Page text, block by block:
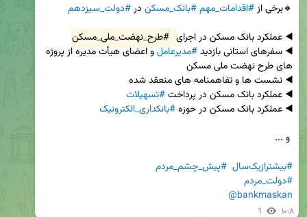
🔸برخی از #اقدامات_مهم#بانک_مسکن در #دولت_سیزدهم‌
◀️ عملکرد بانک مسکن در اجرای #طرح_نهضت_ملی_مسکن
◀️ سفرهای استانی بازدید #مدیرعامل
◀️ عملکرد بانک مسکن در پرداخت #تسهیلات
◀️ عملکرد بانک مسکن در حوزه #بانکداری_الکترونیک
#بیشترازیک‌سال
#پیش_چشم_مردم
#دولت_مردم
@bankmaskan
1 ۱۰:۸